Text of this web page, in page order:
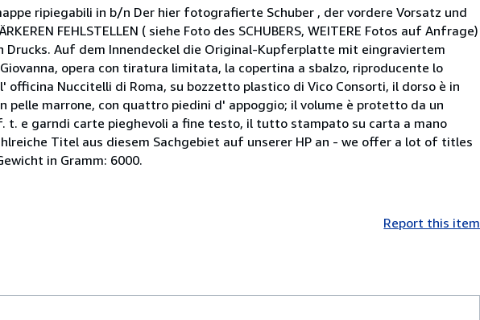
ripiegabili in b/n Der hier fotografierte Schuber , der vordere Vorsatz und
FEHLSTELLEN ( siehe Foto des SCHUBERS, WEITERE Fotos auf Anfrage)
Drucks. Auf dem Innendeckel die Original-Kupferplatte mit eingraviertem
opera con tiratura limitata, la copertina a sbalzo, riproducente lo
Nuccitelli di Roma, su bozzetto plastico di Vico Consorti, il dorso è in
marrone, con quattro piedini d' appoggio; il volume è protetto da un
e garndi carte pieghevoli a fine testo, il tutto stampato su carta a mano
Titel aus diesem Sachgebiet auf unserer HP an - we offer a lot of titles
in Gramm: 6000.
Report this item